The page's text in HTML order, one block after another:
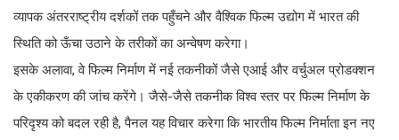
व्यापक अंतरराष्ट्रीय दर्शकों तक पहुँचने और वैश्विक फिल्म उद्योग में भारत की
स्थिति को ऊँचा उठाने के तरीकों का अन्वेषण करेगा।
इसके अलावा, वे फिल्म निर्माण में नई तकनीकों जैसे एआई और वर्चुअल प्रोडक्शन
के एकीकरण की जांच करेंगे। जैसे-जैसे तकनीक विश्व स्तर पर फिल्म निर्माण के
परिदृश्य को बदल रही है, पैनल यह विचार करेगा कि भारतीय फिल्म निर्माता इन नए